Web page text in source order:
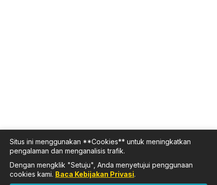
Situs ini menggunakan **Cookies** untuk meningkatkan
pengalaman dan menganalisis trafik.
Dengan mengklik "Setuju", Anda menyetujui penggunaan
cookies kami. Baca Kebijakan Privasi.